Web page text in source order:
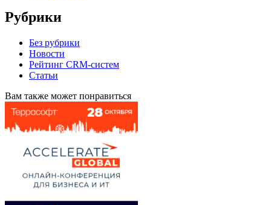
Рубрики
Без рубрики
Новости
Рейтинг CRM-систем
Статьи
Вам также может понравиться